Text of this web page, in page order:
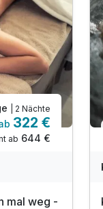
| 2 Nächte
322 €
ab 644 €